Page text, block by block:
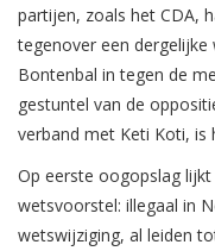
partijen, zoals het CDA,
tegenover een
Bontenbal in tegen de
gestuntel van de
verband met Keti Koti, is
Op eerste oogopslag
wetsvoorstel: illegaal in
wetswijziging, al leiden